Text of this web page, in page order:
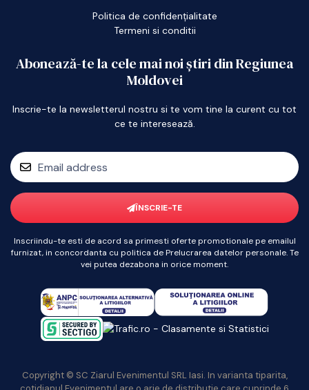
Politica de confidențialitate
Termeni si conditii
Abonează-te la cele mai noi știri din Regiunea
Moldovei
Inscrie-te la newsletterul nostru si te vom tine la curent cu tot
ce te interesează.
ÎNSCRIE-TE
Inscriindu-te esti de acord sa primesti oferte promotionale pe emailul
furnizat, in concordanta cu politica de Prelucrarea datelor personale. Te
vei putea dezabona in orice moment.
Copyright © SC Ziarul Evenimentul SRL Iasi. In varianta tiparita,